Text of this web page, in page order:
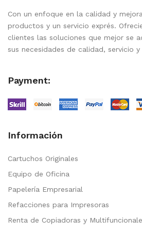
Con un enfoque en la calidad y
productos y un servicio exprés.
clientes las soluciones que mejor se
sus necesidades de calidad, servicio
Payment:
Información
Cartuchos Originales
Equipo de Oficina
Papelería Empresarial
Refacciones para Impresoras
Renta de Copiadoras y